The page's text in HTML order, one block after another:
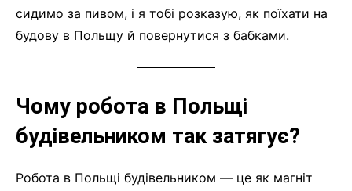
сидимо за пивом, і я тобі розказую, як поїхати на
будову в Польщу й повернутися з бабками.
Чому робота в Польщі
будівельником так затягує?
Робота в Польщі будівельником — це як магніт